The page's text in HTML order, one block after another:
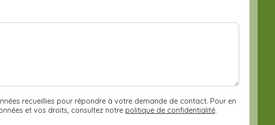
recueillies pour répondre à votre demande de contact. Pour en
et vos droits, consultez notre politique de confidentialité.